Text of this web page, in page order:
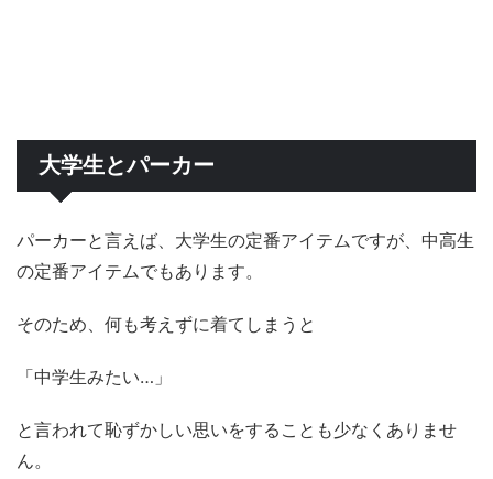
大学生とパーカー
パーカーと言えば、大学生の定番アイテムですが、中高生
の定番アイテムでもあります。
そのため、何も考えずに着てしまうと
「中学生みたい…」
と言われて恥ずかしい思いをすることも少なくありませ
ん。